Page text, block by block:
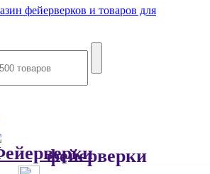
фейерверки